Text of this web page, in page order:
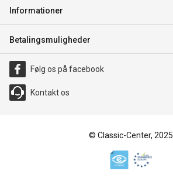
Informationer
Betalingsmuligheder
Følg os på facebook
Kontakt os
© Classic-Center, 2025